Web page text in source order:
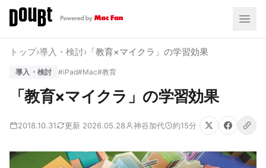
トップ›導入・検討› 「教育×マイクラ」の学習効果
導入・検討 #iPad#Mac#教育
「教育×マイクラ」の学習効果
2018.10.31 更新 2026.05.28 神谷加代 約15分